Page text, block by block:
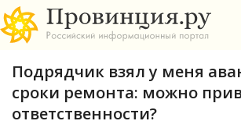
Подрядчик взял у меня
сроки ремонта: можно
ответственности?